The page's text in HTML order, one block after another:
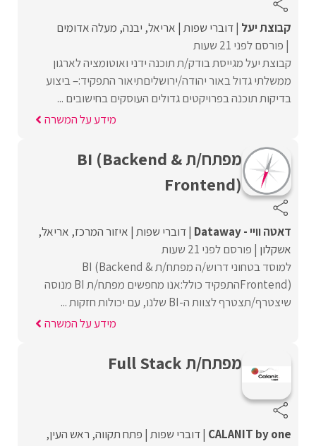
קבוצת יעל דוברי שפות אריאל יבנה מעלה אדומים
פורסם לפני 21 שעות
קבוצת יעל מגייסת בודק/ת תוכנה ידני ואוטומציה לארגון
ממשלתי גדול באור יהודה/ירושליםתיאור התפקיד:– ביצוע
בדיקות תוכנה בפרויקטים גדולים העוסקים בחישובים ...
מידע על המשרה
מפתח/ת BI (Backend &
Frontend)
דאטה וויי - Dataway דוברי שפות איזור המרכז אריאל
אשקלון פורסם לפני 21 שעות
למוסד בטחוני דרוש/ה מפתח/ת BI (Backend &
Frontend)התפקיד כולל:אנו מחפשים מפתח/ת BI מנוסה
שיצטרף/תצטרף לצוות ה-BI שלנו, עם יכולות חזקות ...
מידע על המשרה
מפתח/ת Full Stack
CALANIT by one דוברי שפות פתח תקווה ראש העין